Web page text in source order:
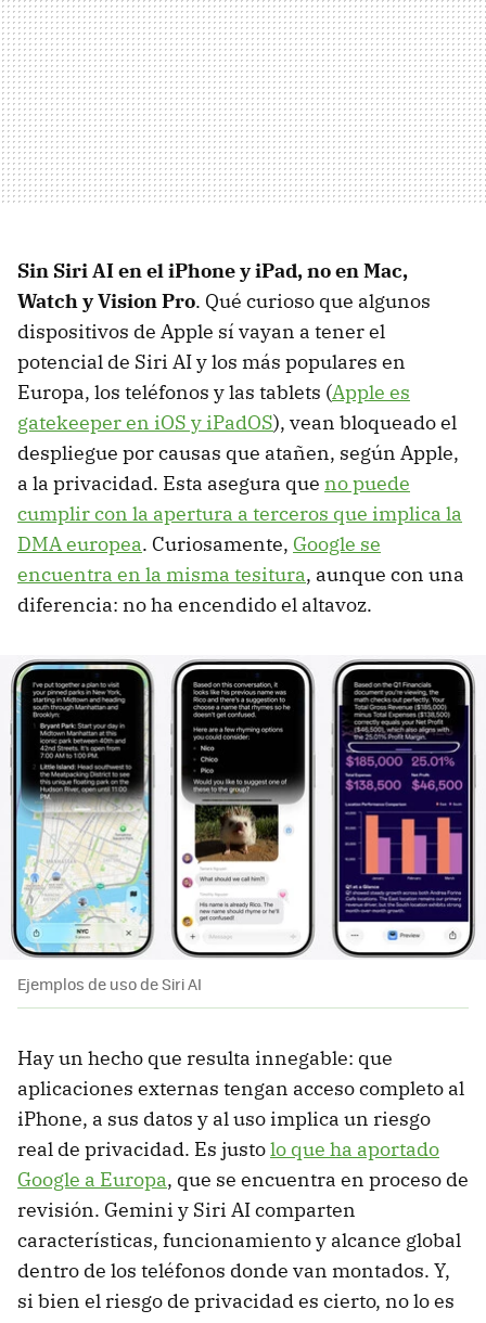
Sin Siri AI en el iPhone y iPad, no en Mac,
Watch y Vision Pro. Qué curioso que algunos
dispositivos de Apple sí vayan a tener el
potencial de Siri AI y los más populares en
Europa, los teléfonos y las tablets (Apple es
gatekeeper en iOS y iPadOS), vean bloqueado el
despliegue por causas que atañen, según Apple,
a la privacidad. Esta asegura que no puede
cumplir con la apertura a terceros que implica la
DMA europea. Curiosamente, Google se
encuentra en la misma tesitura, aunque con una
diferencia: no ha encendido el altavoz.
Ejemplos de uso de Siri AI
Hay un hecho que resulta innegable: que
aplicaciones externas tengan acceso completo al
iPhone, a sus datos y al uso implica un riesgo
real de privacidad. Es justolo que ha aportado
Google a Europa, que se encuentra en proceso de
revisión. Gemini y Siri AI comparten
características, funcionamiento y alcance global
dentro de los teléfonos donde van montados. Y,
si bien el riesgo de privacidad es cierto, no lo es